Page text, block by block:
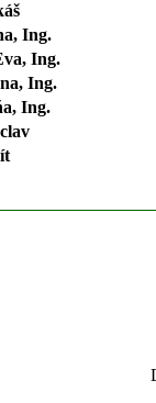
Ing.
Ing.
Ing.
Ing.